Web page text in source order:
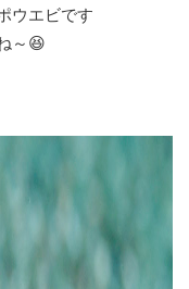
ウエビです
～😆